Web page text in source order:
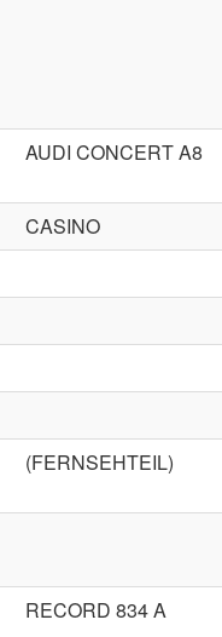
AUDI CONCERT A8
CASINO
(FERNSEHTEIL)
RECORD 834 A